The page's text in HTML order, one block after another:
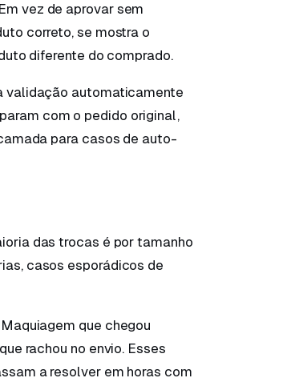
vez de aprovar sem
correto, se mostra o
diferente do comprado.
validação automaticamente
com o pedido original,
para casos de auto-
das trocas é por tamanho
casos esporádicos de
que chegou
rachou no envio. Esses
a resolver em horas com